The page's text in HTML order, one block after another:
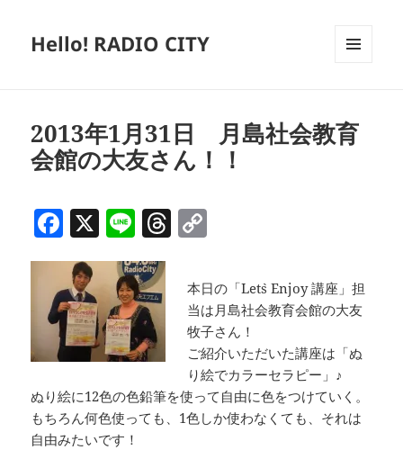
Hello! RADIO CITY
ット
2013年1月31日 月島社会教育
会館の大友さん！！
F
a
c
e
b
o
o
k
X Li
n
e
T
re
d
p
y
Li
n
k
本日の「Let`s Enjoy 講座」担
当は月島社会教育会館の大友
牧子さん！
ご紹介いただいた講座は「ぬ
り絵でカラーセラピー」♪
ぬり絵に12色の色鉛筆を使って自由に色をつけていく。
もちろん何色使っても、1色しか使わなくても、それは
自由みたいです！